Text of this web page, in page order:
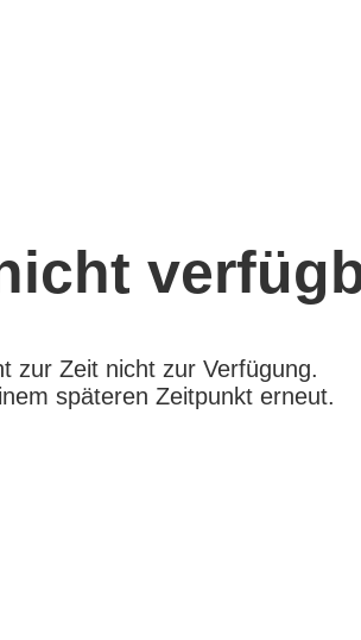
zur Zeit nicht zur Verfügung.
späteren Zeitpunkt erneut.